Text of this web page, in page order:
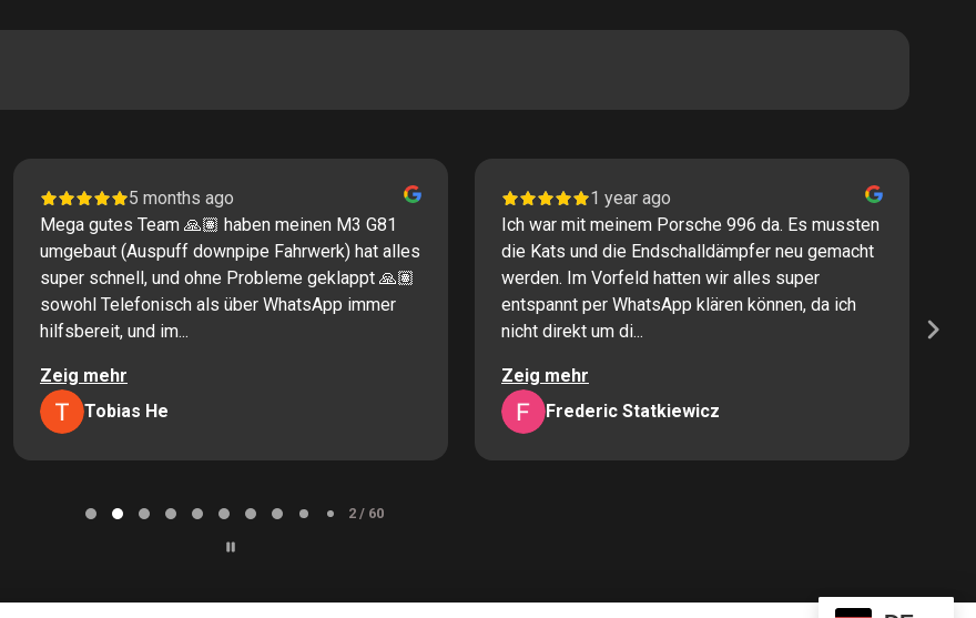
5 months ago
Mega gutes Team 🙏🏽 haben meinen M3 G81
umgebaut (Auspuff downpipe Fahrwerk) hat alles
super schnell, und ohne Probleme geklappt 🙏🏽
sowohl Telefonisch als über WhatsApp immer
hilfsbereit, und im...
Zeig mehr
Tobias He
1 year ago
Ich war mit meinem Porsche 996 da. Es mussten
die Kats und die Endschalldämpfer neu gemacht
werden. Im Vorfeld hatten wir alles super
entspannt per WhatsApp klären können, da ich
nicht direkt um di...
Zeig mehr
Frederic Statkiewicz
2 / 60